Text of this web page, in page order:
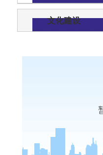
文化建设